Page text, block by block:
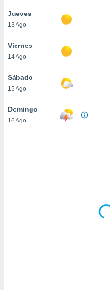
sitio
En
sean
el sitio
ni para
o
Jueves
13 Ago
Viernes
14 Ago
Sábado
15 Ago
Domingo
16 Ago